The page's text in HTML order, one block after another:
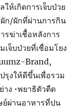
ห้เกิดการเจ็บป่วย
ก/ผักที่ผ่านการกิน
รฆ่าเชื้อหลังการ
เจ็บป่วยที่เชื่อมโยง
Brand,
รุงให้ดีขึ้นเพื่อรวม
าง •พยาธิตัวตืด
ย์ผ่านอาหารที่ปน